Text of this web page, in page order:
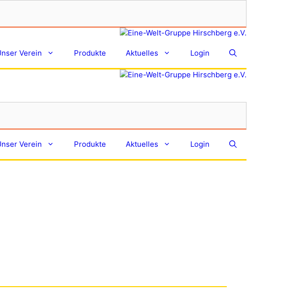
Verein Produkte Aktuelles Login
Verein Produkte Aktuelles Login